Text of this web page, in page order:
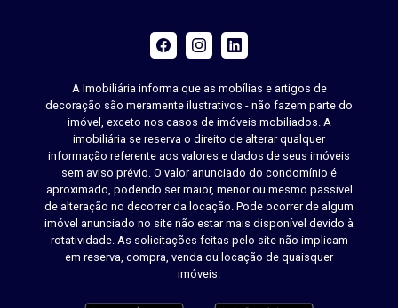
A Imobiliária informa que as mobílias e artigos de
decoração são meramente ilustrativos - não fazem parte do
imóvel, exceto nos casos de imóveis mobiliados. A
imobiliária se reserva o direito de alterar qualquer
informação referente aos valores e dados de seus imóveis
sem aviso prévio. O valor anunciado do condomínio é
aproximado, podendo ser maior, menor ou mesmo passível
de alteração no decorrer da locação. Pode ocorrer de algum
imóvel anunciado no site não estar mais disponível devido à
rotatividade. As solicitações feitas pelo site não implicam
em reserva, compra, venda ou locação de quaisquer
imóveis.